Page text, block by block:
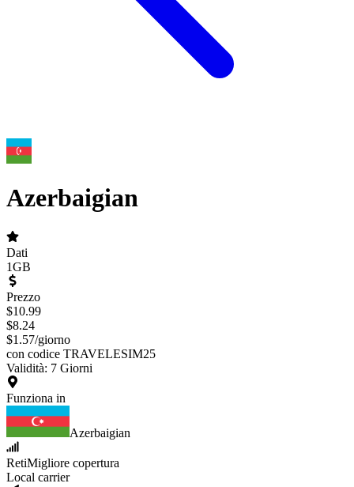
Azerbaigian
Dati
1GB
Prezzo
$10.99
$8.24
$1.57/giorno
con codice TRAVELESIM25
Validità: 7 Giorni
Funziona in
Azerbaigian
RetiMigliore copertura
Local carrier